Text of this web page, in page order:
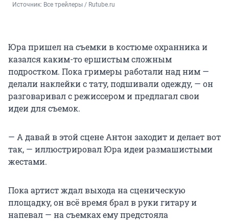
Источник: Все трейлеры / Rutube.ru
Юра пришел на съемки в костюме охранника и
казался каким-то ершистым сложным
подростком. Пока гримеры работали над ним —
делали наклейки с тату, подшивали одежду, — он
разговаривал с режиссером и предлагал свои
идеи для съемок.
— А давай в этой сцене Антон заходит и делает вот
так, — иллюстрировал Юра идеи размашистыми
жестами.
Пока артист ждал выхода на сценическую
площадку, он всё время брал в руки гитару и
напевал — на съемках ему предстояла